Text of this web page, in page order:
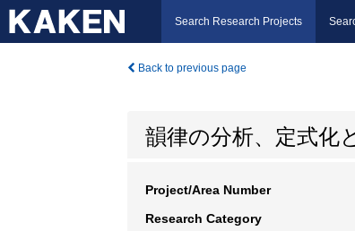
Search Research Projects
Back to previous page
韻律の分析、定式化
Project/Area Number
Research Category